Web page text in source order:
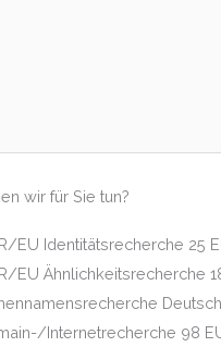
wir für Sie tun?
EU Identitätsrecherche 25
EU Ähnlichkeitsrecherche
Internetrecherche 98